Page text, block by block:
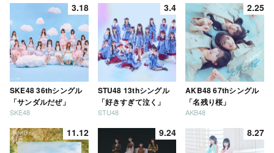
3.18
SKE48 36thシングル
「サンダルだぜ」
SKE48
3.4
STU48 13thシングル
「好きすぎて泣く」
STU48
2.25
AKB48 67thシングル
「名残り桜」
AKB48
11.12 9.24 8.27